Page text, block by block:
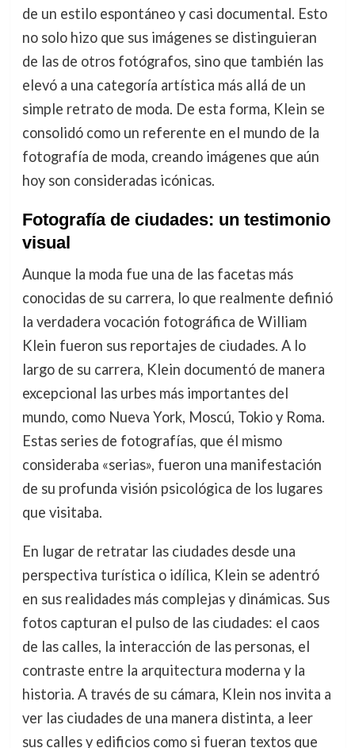
de un estilo espontáneo y casi documental. Esto
no solo hizo que sus imágenes se distinguieran
de las de otros fotógrafos, sino que también las
elevó a una categoría artística más allá de un
simple retrato de moda. De esta forma, Klein se
consolidó como un referente en el mundo de la
fotografía de moda, creando imágenes que aún
hoy son consideradas icónicas.
Fotografía de ciudades: un testimonio
visual
Aunque la moda fue una de las facetas más
conocidas de su carrera, lo que realmente definió
la verdadera vocación fotográfica de William
Klein fueron sus reportajes de ciudades. A lo
largo de su carrera, Klein documentó de manera
excepcional las urbes más importantes del
mundo, como Nueva York, Moscú, Tokio y Roma.
Estas series de fotografías, que él mismo
consideraba «serias», fueron una manifestación
de su profunda visión psicológica de los lugares
que visitaba.
En lugar de retratar las ciudades desde una
perspectiva turística o idílica, Klein se adentró
en sus realidades más complejas y dinámicas. Sus
fotos capturan el pulso de las ciudades: el caos
de las calles, la interacción de las personas, el
contraste entre la arquitectura moderna y la
historia. A través de su cámara, Klein nos invita a
ver las ciudades de una manera distinta, a leer
sus calles y edificios como si fueran textos que